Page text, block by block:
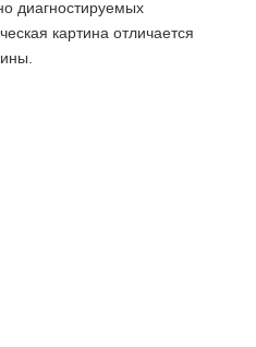
диагностируемых
картина отличается